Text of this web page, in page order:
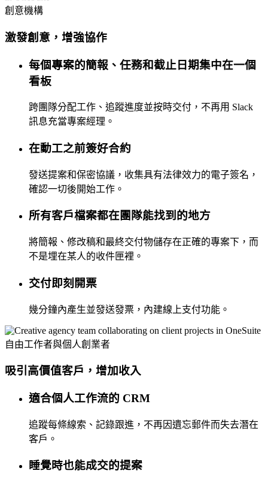
創意機構
激發創意，增強協作
每個專案的簡報、任務和截止日期集中在一個
看板
跨團隊分配工作、追蹤進度並按時交付，不再用 Slack
訊息充當專案經理。
在動工之前簽好合約
發送提案和保密協議，收集具有法律效力的電子簽名，
確認一切後開始工作。
所有客戶檔案都在團隊能找到的地方
將簡報、修改稿和最終交付物儲存在正確的專案下，而
不是埋在某人的收件匣裡。
交付即刻開票
幾分鐘內產生並發送發票，內建線上支付功能。
自由工作者與個人創業者
吸引高價值客戶，增加收入
適合個人工作流的 CRM
追蹤每條線索、記錄跟進，不再因遺忘郵件而失去潛在
客戶。
睡覺時也能成交的提案